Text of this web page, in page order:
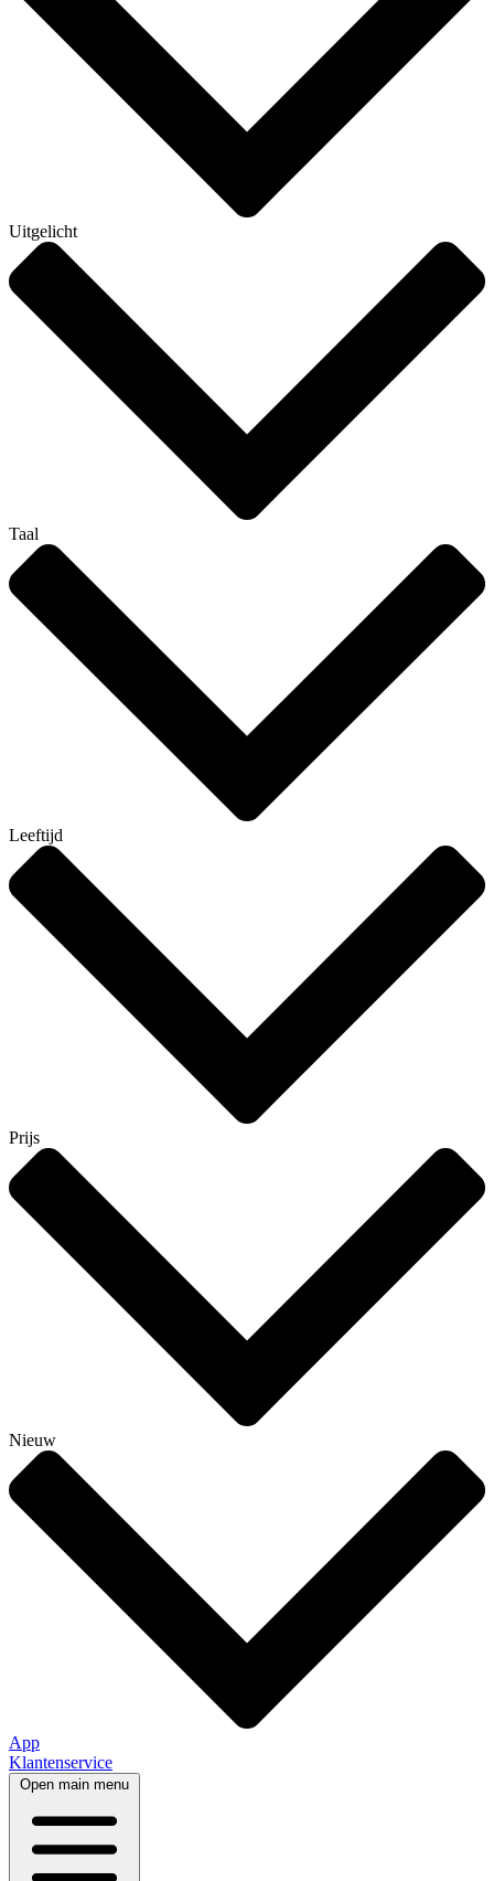
Uitgelicht
Taal
Leeftijd
Prijs
Nieuw
App
Klantenservice
Open main menu